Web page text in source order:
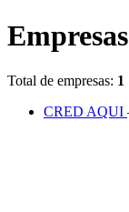
Total de empresas: 1
CRED AQUI